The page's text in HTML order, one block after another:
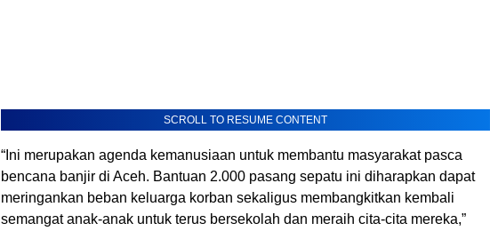
SCROLL TO RESUME CONTENT
“Ini merupakan agenda kemanusiaan untuk membantu masyarakat pasca
bencana banjir di Aceh. Bantuan 2.000 pasang sepatu ini diharapkan dapat
meringankan beban keluarga korban sekaligus membangkitkan kembali
semangat anak-anak untuk terus bersekolah dan meraih cita-cita mereka,”